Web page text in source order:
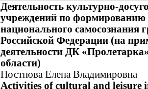
Деятельность культурно-
учреждений по формированию
национального самосознания
Российской Федерации (на
деятельности ДК
области)
Постнова Елена Владимировна
Activities of cultural and leisure